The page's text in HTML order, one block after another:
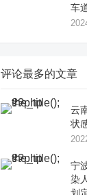
车
评论最多的文章
云
状
宁
染